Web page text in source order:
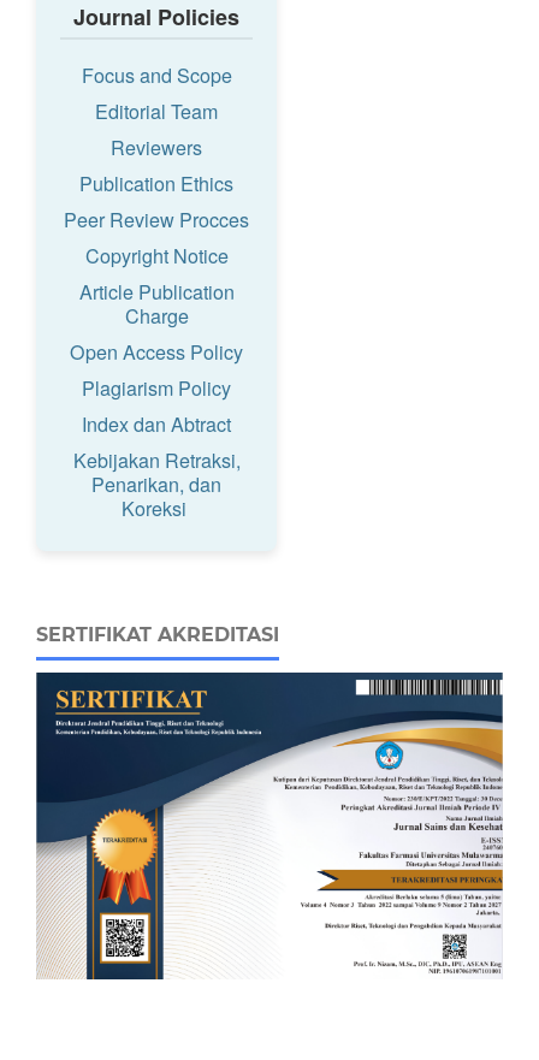
Journal Policies
Focus and Scope
Editorial Team
Reviewers
Publication Ethics
Peer Review Procces
Copyright Notice
Article Publication
Charge
Open Access Policy
Plagiarism Policy
Index dan Abtract
Kebijakan Retraksi,
Penarikan, dan
Koreksi
SERTIFIKAT AKREDITASI